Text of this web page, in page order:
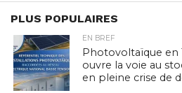
PLUS POPULAIRES
EN BREF
Photovoltaïque en
ouvre la voie au
en pleine crise de